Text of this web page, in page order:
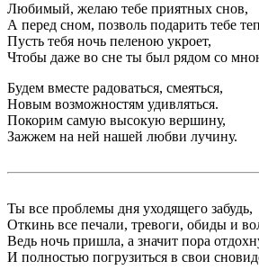
Любимый, желаю тебе приятных снов,
А перед сном, позволь подарить тебе
Пусть тебя ночь пеленою укроет,
Чтобы даже во сне ты был рядом со
Будем вместе радоваться, смеяться,
Новым возможностям удивляться.
Покорим самую высокую вершину,
Зажжем на ней нашей любви лучину.
Ты все проблемы дня уходящего забудь,
Откинь все печали, тревоги, обиды и
Ведь ночь пришла, а значит пора
И полностью погрузиться в свои